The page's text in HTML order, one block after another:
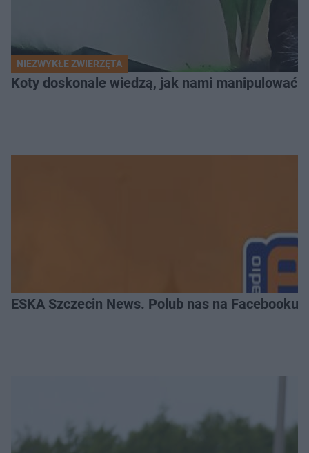
NIEZWYKŁE ZWIERZĘTA
Koty doskonale wiedzą, jak nami
ESKA Szczecin News. Polub nas na Facebooku!